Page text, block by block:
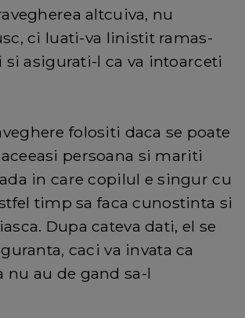
altcuiva, nu
ci luati-va linistit ramas-
asigurati-l ca va intoarceti
folositi daca se poate
persoana si mariti
in care copilul e singur cu
timp sa faca cunostinta si
Dupa cateva dati, el se
caci va invata ca
nu au de gand sa-l